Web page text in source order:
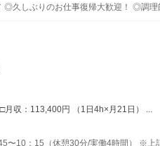
◎久しぶりのお仕事復帰大歓迎！ ◎調理
収：113,400円 （1日4h×月21日） ...
〜10：15（休憩30分/実働4時間） ※上